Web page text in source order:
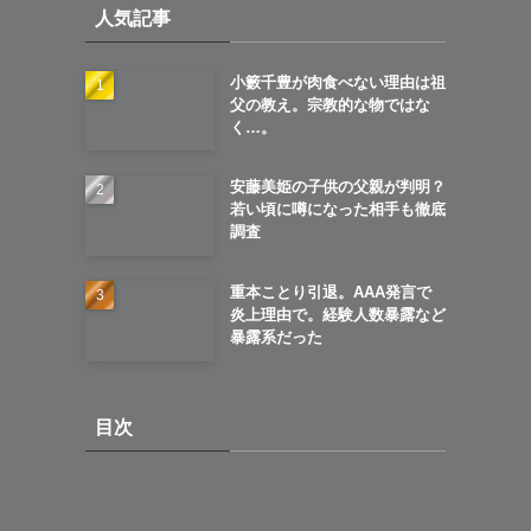
ブ人気記事
小籔千豊が肉食べない理由は祖
父の教え。宗教的な物ではな
く…。
安藤美姫の子供の父親が判明？
若い頃に噂になった相手も徹底
調査
重本ことり引退。AAA発言で
炎上理由で。経験人数暴露など
暴露系だった
目次